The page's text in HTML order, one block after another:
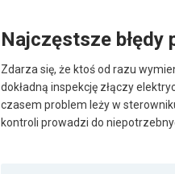
Najczęstsze
Zdarza się, że ktoś od razu
dokładną inspekcję złączy
czasem problem leży w
kontroli prowadzi do